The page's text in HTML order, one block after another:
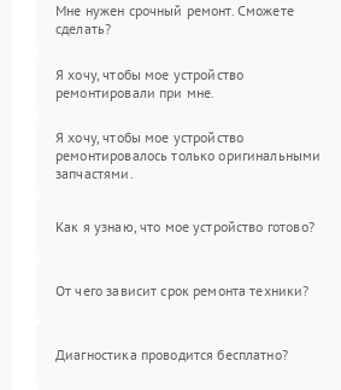
Мне нужен срочный ремонт. Сможете
сделать?
Я хочу, чтобы мое устройство
ремонтировали при мне.
Я хочу, чтобы мое устройство
ремонтировалось только оригинальными
запчастями.
Как я узнаю, что мое устройство готово?
От чего зависит срок ремонта техники?
Диагностика проводится бесплатно?